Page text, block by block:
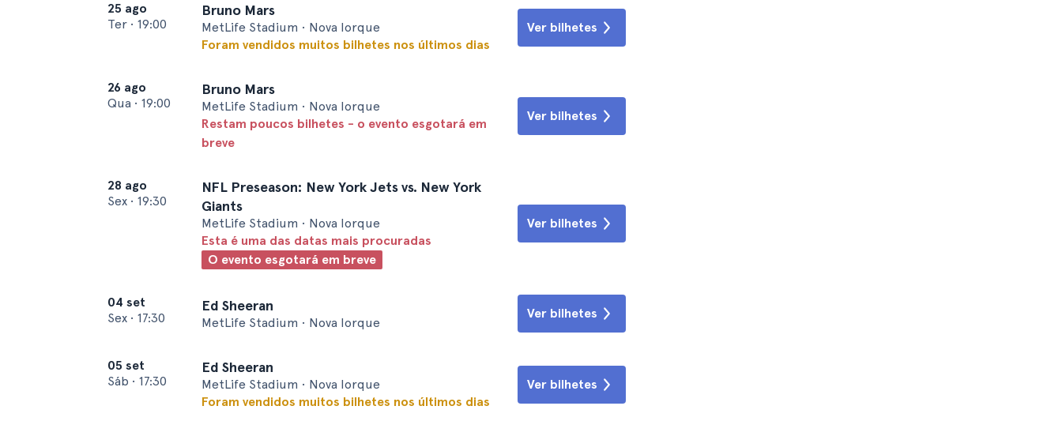
25 ago
Ter • 19:00
Bruno Mars
MetLife Stadium • Nova Iorque
Foram vendidos muitos bilhetes nos últimos dias
Ver bilhetes
26 ago
Qua • 19:00
Bruno Mars
MetLife Stadium • Nova Iorque
Restam poucos bilhetes - o evento esgotará em
breve
Ver bilhetes
28 ago
Sex • 19:30
NFL Preseason: New York Jets vs. New York
Giants
MetLife Stadium • Nova Iorque
Esta é uma das datas mais procuradas
O evento esgotará em breve
Ver bilhetes
04 set
Sex • 17:30
Ed Sheeran
MetLife Stadium • Nova Iorque
Ver bilhetes
05 set
Sáb • 17:30
Ed Sheeran
MetLife Stadium • Nova Iorque
Foram vendidos muitos bilhetes nos últimos dias
Ver bilhetes